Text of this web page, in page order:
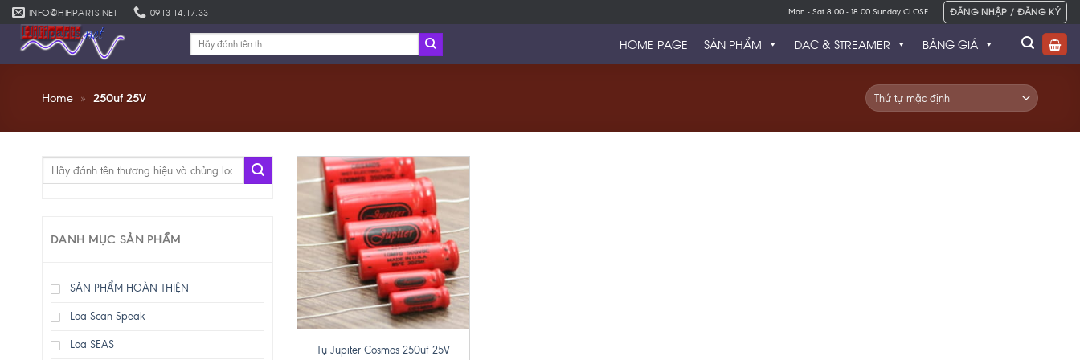
Skip
to
content
INFO@HIFIPARTS.NET 0913 14.17.33 Mon - Sat 8.00 - 18.00 Sunday CLOSE ĐĂNG NHẬP / ĐĂNG KÝ
Tìm
HOME PAGE SẢN PHẨM BẢNG GIÁ
DAC & STREAMER
Home » 250uf 25V
Tìm
DANH MỤC SẢN PHẨM
SẢN PHẨM HOÀN THIỆN
Loa Scan Speak
Loa SEAS
+
Tụ Jupiter Cosmos 250uf 25V